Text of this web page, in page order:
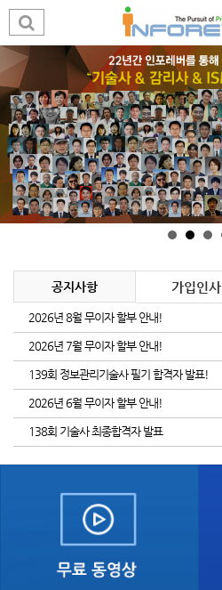
공지사항 가입인사
2026년 8월 무이자 할부 안내!
2026년 7월 무이자 할부 안내!
139회 정보관리기술사 필기 합격자 발표!
2026년 6월 무이자 할부 안내!
138회 기술사 최종합격자 발표